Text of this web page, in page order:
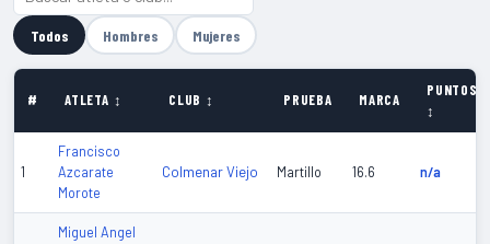
Todos Hombres Mujeres
# ATLETA ↕ CLUB ↕ PRUEBA MARCA
PUNTOS
↕
1
Francisco
Azcarate
Morote
Colmenar Viejo Martillo 16.6 n/a
Miguel Angel